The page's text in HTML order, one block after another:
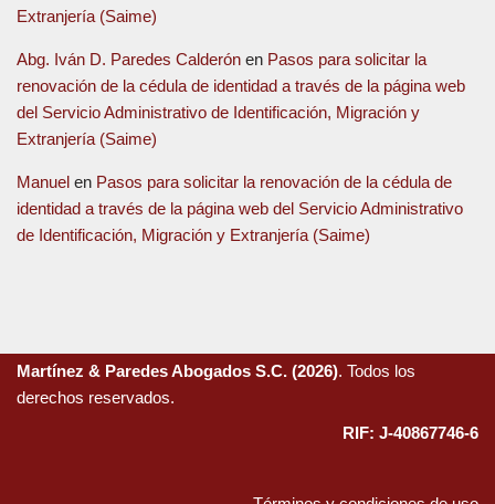
Extranjería (Saime)
Abg. Iván D. Paredes Calderón en Pasos para solicitar la
renovación de la cédula de identidad a través de la página web
del Servicio Administrativo de Identificación, Migración y
Extranjería (Saime)
Manuel en Pasos para solicitar la renovación de la cédula de
identidad a través de la página web del Servicio Administrativo
de Identificación, Migración y Extranjería (Saime)
Martínez & Paredes Abogados S.C. (2026). Todos los
derechos reservados.
RIF: J-40867746-6